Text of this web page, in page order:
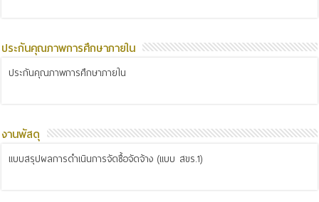
ประกันคุณภาพการศึกษาภายใน
ประกันคุณภาพการศึกษาภายใน
งานพัสดุ
แบบสรุปผลการดำเนินการจัดซื้อจัดจ้าง (แบบ สขร.1)